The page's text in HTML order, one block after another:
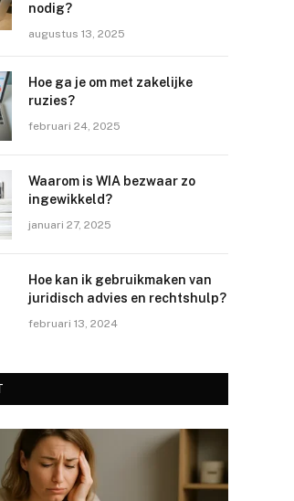
nodig?
augustus 13, 2025
Hoe ga je om met zakelijke
ruzies?
februari 24, 2025
Waarom is WIA bezwaar zo
ingewikkeld?
januari 27, 2025
Hoe kan ik gebruikmaken van
juridisch advies en rechtshulp?
februari 13, 2024